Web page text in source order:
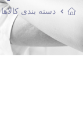
دسته بندی کالاها